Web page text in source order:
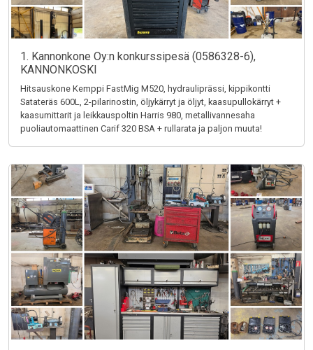
1. Kannonkone Oy:n konkurssipesä (0586328-6),
KANNONKOSKI
Hitsauskone Kemppi FastMig M520, hydrauliprässi, kippikontti
Satateräs 600L, 2-pilarinostin, öljykärryt ja öljyt, kaasupullokärryt +
kaasumittarit ja leikkauspoltin Harris 980, metallivannesaha
puoliautomaattinen Carif 320 BSA + rullarata ja paljon muuta!